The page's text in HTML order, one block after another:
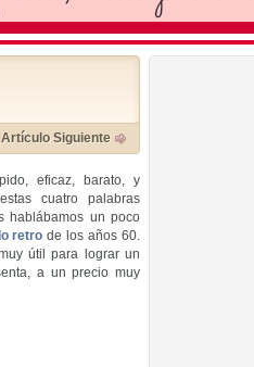
Artículo Siguiente
eficaz, barato, y
cuatro palabras
hablábamos un poco
retro de los años 60.
útil para lograr un
a un precio muy